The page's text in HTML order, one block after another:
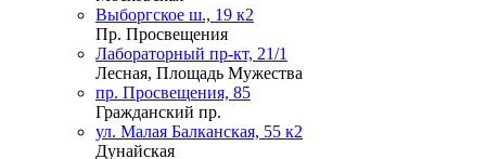
Выборгское ш., 19 к2
Пр. Просвещения
Лабораторный пр-кт, 21/1
Лесная, Площадь Мужества
пр. Просвещения, 85
Гражданский пр.
ул. Малая Балканская, 55 к2
Дунайская